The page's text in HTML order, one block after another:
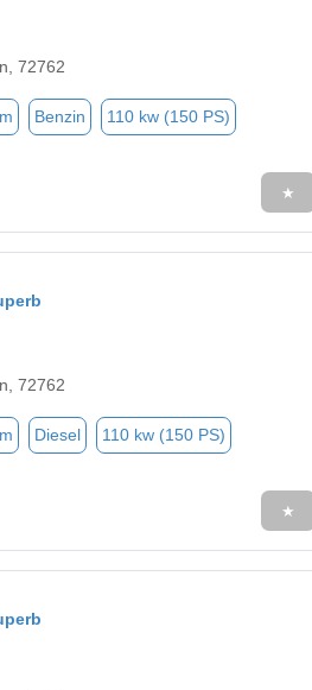
72762
Benzin 110 kw (150 PS)
★
72762
Diesel 110 kw (150 PS)
★